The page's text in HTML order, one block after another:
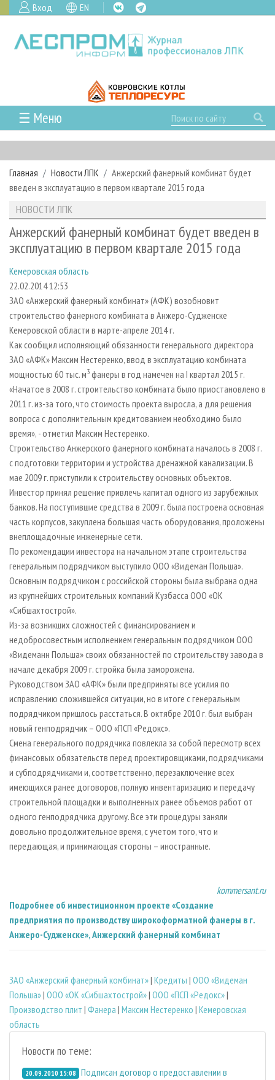
Вход EN
☰ Меню
ГЛАВНАЯ
РУБРИКИ И ТЕМЫ
РУБРИКИ ЖУРНАЛА
ЛЕСОЗАГОТОВКА
ЛЕСОПИЛЕНИЕ
СУШКА ДРЕВЕСИНЫ
ПРОИЗВОДСТВО ДРЕВЕСНЫХ ПЛИТ
ДЕРЕВЯННОЕ ДОМОСТРОЕНИЕ
ПРОИЗВОДСТВО МЕБЕЛИ
БИОЭНЕРГЕТИКА
ЦБП
ИНСТРУМЕНТ И МАТЕРИАЛЫ
НОВОСТИ
НОВОСТИ ЛПК
НОВОСТИ ЖУРНАЛА
ПРОЕКТЫ ЛПИ
АНАЛИТИКА
ПРЕДПРИЯТИЯ ЛПК
ПЕРСОНЫ
МОБИЛЬНЫЕ ВЫСТАВКИ
ОФИЦИАЛЬНЫЕ ДЕЛЕГАЦИИ
ПРИОРИТЕТНЫЕ ИНВЕСТПРОЕКТЫ
RUSSIAN FORESTRY REVIEW
ГАЗЕТА ЛЕСПРОМФОРУМ
БИБЛИОТЕКА СПЕЦИАЛИСТА
АРХИВ ЖУРНАЛОВ
О ЖУРНАЛЕ
ПОДПИСКА
КОНТАКТЫ
РЕКЛАМОДАТЕЛЯМ
РЕКЛАМА
РЕКЛАМА НА САЙТЕ
Главная Новости ЛПК
Анжерский фанерный комбинат будет
введен в эксплуатацию в первом квартале 2015 года
НОВОСТИ ЛПК
Анжерский фанерный комбинат будет введен в
эксплуатацию в первом квартале 2015 года
Кемеровская область
22.02.2014 12:53
ЗАО «Анжерский фанерный комбинат» (АФК) возобновит
строительство фанерного комбината в Анжеро-Судженске
Кемеровской области в марте-апреле 2014 г.
Как сообщил исполняющий обязанности генерального директора
ЗАО «AФК» Максим Нестеренко, ввод в эксплуатацию комбината
мощностью 60 тыс. м3 фанеры в год намечен на I квартал 2015 г.
«Начатое в 2008 г. строительство комбината было приостановлено в
2011 г. из-за того, что стоимость проекта выросла, а для решения
вопроса с дополнительным кредитованием необходимо было
время», - отметил Максим Нестеренко.
Строительство Анжерского фанерного комбината началось в 2008 г.
с подготовки территории и устройства дренажной канализации. В
мае 2009 г. приступили к строительству основных объектов.
Инвестор принял решение привлечь капитал одного из зарубежных
банков. На поступившие средства в 2009 г. была построена основная
часть корпусов, закуплена большая часть оборудования, проложены
внеплощадочные инженерные сети.
По рекомендации инвестора на начальном этапе строительства
генеральным подрядчиком выступило ООО «Видеман Польша».
Основным подрядчиком с российской стороны была выбрана одна
из крупнейших строительных компаний Кузбасса ООО «ОК
«Сибшахтострой».
Из-за возникших сложностей с финансированием и
недобросовестным исполнением генеральным подрядчиком ООО
«Видеманн Польша» своих обязанностей по строительству завода в
начале декабря 2009 г. стройка была заморожена.
Руководством ЗАО «АФК» были предприняты все усилия по
исправлению сложившейся ситуации, но в итоге с генеральным
подрядчиком пришлось расстаться. В октябре 2010 г. был выбран
новый генподрядчик – ООО «ПСП «Редокс».
Смена генерального подрядчика повлекла за собой пересмотр всех
финансовых обязательств перед проектировщиками, подрядчиками
и субподрядчиками и, соответственно, перезаключение всех
имеющихся ранее договоров, полную инвентаризацию и передачу
строительной площадки и выполненных ранее объемов работ от
одного генподрядчика другому. Все эти процедуры заняли
довольно продолжительное время, с учетом того, что и
передающая, и принимающая стороны – иностранные.
kommersant.ru
Подробнее об инвестиционном проекте «Создание
предприятия по производству широкоформатной фанеры в г.
Анжеро-Судженске», Анжерский фанерный комбинат
ЗАО «Анжерский фанерный комбинат»| Кредиты | ООО «Видеман
Польша»| ООО «ОК «Сибшахтострой»| ООО «ПСП «Редокс»|
Производство плит | Фанера | Максим Нестеренко | Кемеровская
область
Новости по теме:
20.09.2010 15:08 Подписан договор о предоставлении в